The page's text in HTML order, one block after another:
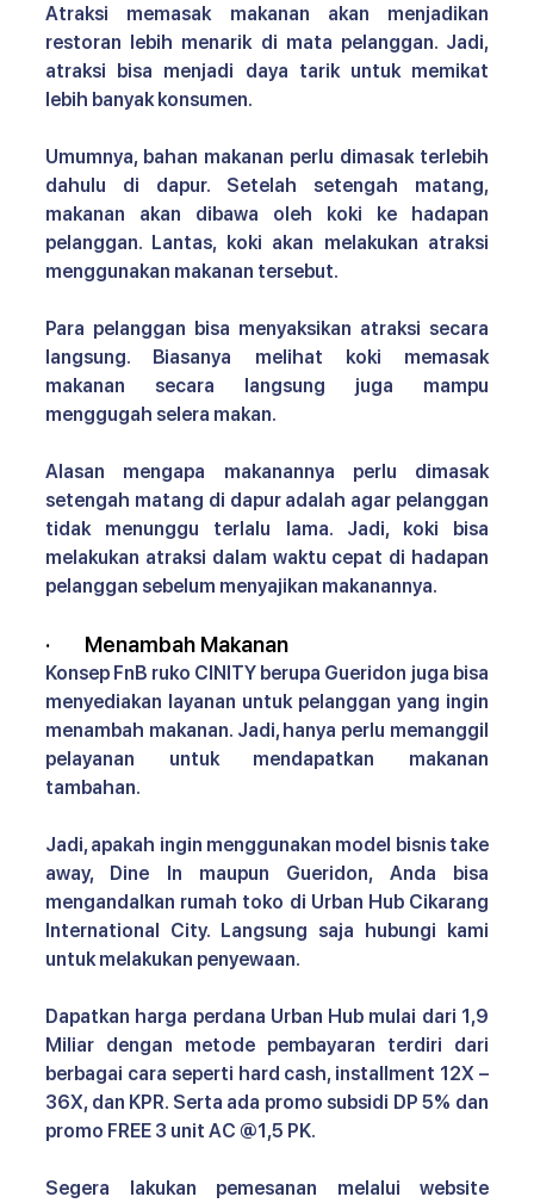
Atraksi memasak makanan akan menjadikan
restoran lebih menarik di mata pelanggan. Jadi,
atraksi bisa menjadi daya tarik untuk memikat
lebih banyak konsumen.
Umumnya, bahan makanan perlu dimasak terlebih
dahulu di dapur. Setelah setengah matang,
makanan akan dibawa oleh koki ke hadapan
pelanggan. Lantas, koki akan melakukan atraksi
menggunakan makanan tersebut.
Para pelanggan bisa menyaksikan atraksi secara
langsung. Biasanya melihat koki memasak
makanan secara langsung juga mampu
menggugah selera makan.
Alasan mengapa makanannya perlu dimasak
setengah matang di dapur adalah agar pelanggan
tidak menunggu terlalu lama. Jadi, koki bisa
melakukan atraksi dalam waktu cepat di hadapan
pelanggan sebelum menyajikan makanannya.
· Menambah Makanan
Konsep FnB ruko CINITY berupa Gueridon juga bisa
menyediakan layanan untuk pelanggan yang ingin
menambah makanan. Jadi, hanya perlu memanggil
pelayanan untuk mendapatkan makanan
tambahan.
Jadi, apakah ingin menggunakan model bisnis take
away, Dine In maupun Gueridon, Anda bisa
mengandalkan rumah toko di Urban Hub Cikarang
International City. Langsung saja hubungi kami
untuk melakukan penyewaan.
Dapatkan harga perdana Urban Hub mulai dari 1,9
Miliar dengan metode pembayaran terdiri dari
berbagai cara seperti hard cash, installment 12X –
36X, dan KPR. Serta ada promo subsidi DP 5% dan
promo FREE 3 unit AC @1,5 PK.